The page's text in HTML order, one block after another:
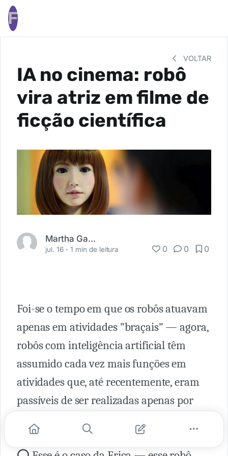
F
VOLTAR
IA no cinema: robô
vira atriz em filme de
ficção científica
Martha Gabriel
jul. 16 -1 min de leitura 0 0 0
Foi-se o tempo em que os robôs atuavam
apenas em atividades ”braçais” — agora,
robôs com inteligência artificial têm
assumido cada vez mais funções em
atividades que, até recentemente, eram
passíveis de ser realizadas apenas por